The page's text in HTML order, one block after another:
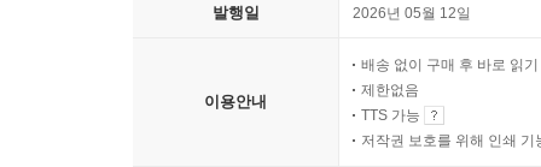
발행일 2026년 05월 12일
이용안내
배송 없이 구매 후 바로 읽기
제한없음
TTS 가능
저작권 보호를 위해 인쇄 기